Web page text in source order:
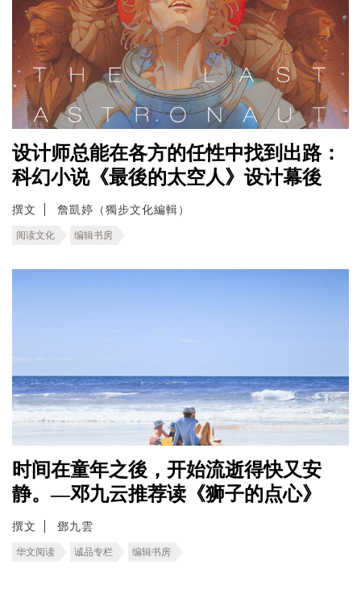
设计师总能在各方的任性中找到出路：
科幻小说《最後的太空人》设计幕後
撰文 詹凱婷（獨步文化編輯）
阅读文化 编辑书房
时间在童年之後，开始流逝得快又安
静。—邓九云推荐读《狮子的点心》
撰文 鄧九雲
华文阅读 诚品专栏 编辑书房